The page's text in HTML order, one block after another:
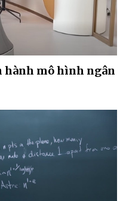
hành mô hình ngân